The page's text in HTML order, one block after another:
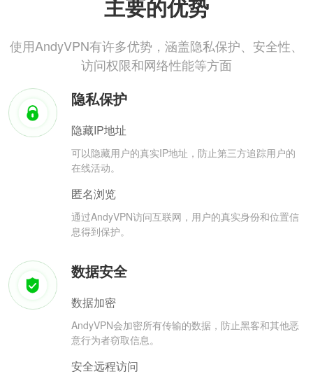
主要的优势
使用AndyVPN有许多优势，涵盖隐私保护、安全性、
访问权限和网络性能等方面
隐私保护
隐藏IP地址
可以隐藏用户的真实IP地址，防止第三方追踪用户的
在线活动。
匿名浏览
通过AndyVPN访问互联网，用户的真实身份和位置信
息得到保护。
数据安全
数据加密
AndyVPN会加密所有传输的数据，防止黑客和其他恶
意行为者窃取信息。
安全远程访问